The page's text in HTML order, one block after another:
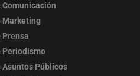
Comunicación
Marketing
Prensa
Periodismo
Asuntos Públicos